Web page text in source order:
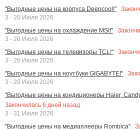
"Выгодные цены на корпуса Deepcool!"
3 - 20 Июля 2026
"Выгодные цены на охлаждение MSI!"
3 - 20 Июля 2026
"Выгодные цены на телевизоры TCL!"
3 - 20 Июля 2026
"Выгодные цены на ноутбуки GIGABYTE!"
3 - 20 Июля 2026
"Выгодные цены на кондиционеры Haier,
Закончилась 6 дней назад
3 - 31 Июля 2026
"Выгодные цены на медиаплееры Rombica"